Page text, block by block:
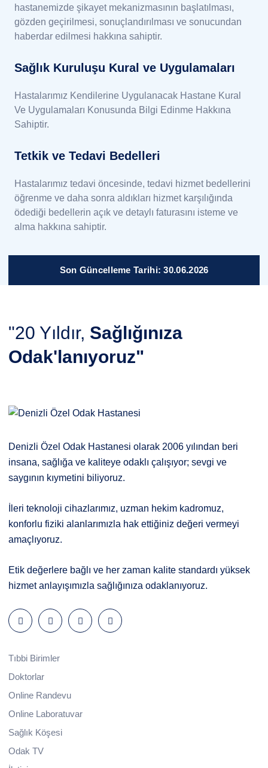
hastanemizde şikayet mekanizmasının başlatılması,
gözden geçirilmesi, sonuçlandırılması ve sonucundan
haberdar edilmesi hakkına sahiptir.
Sağlık Kuruluşu Kural ve Uygulamaları
Hastalarımız Kendilerine Uygulanacak Hastane Kural
Ve Uygulamaları Konusunda Bilgi Edinme Hakkına
Sahiptir.
Tetkik ve Tedavi Bedelleri
Hastalarımız tedavi öncesinde, tedavi hizmet bedellerini
öğrenme ve daha sonra aldıkları hizmet karşılığında
ödediği bedellerin açık ve detaylı faturasını isteme ve
alma hakkına sahiptir.
Son Güncelleme Tarihi: 30.06.2026
"20 Yıldır, Sağlığınıza
Odak'lanıyoruz"
Denizli Özel Odak Hastanesi olarak 2006 yılından beri
insana, sağlığa ve kaliteye odaklı çalışıyor; sevgi ve
saygının kıymetini biliyoruz.
İleri teknoloji cihazlarımız, uzman hekim kadromuz,
konforlu fiziki alanlarımızla hak ettiğiniz değeri vermeyi
amaçlıyoruz.
Etik değerlere bağlı ve her zaman kalite standardı yüksek
hizmet anlayışımızla sağlığınıza odaklanıyoruz.
Tıbbi Birimler
Doktorlar
Online Randevu
Online Laboratuvar
Sağlık Köşesi
Odak TV